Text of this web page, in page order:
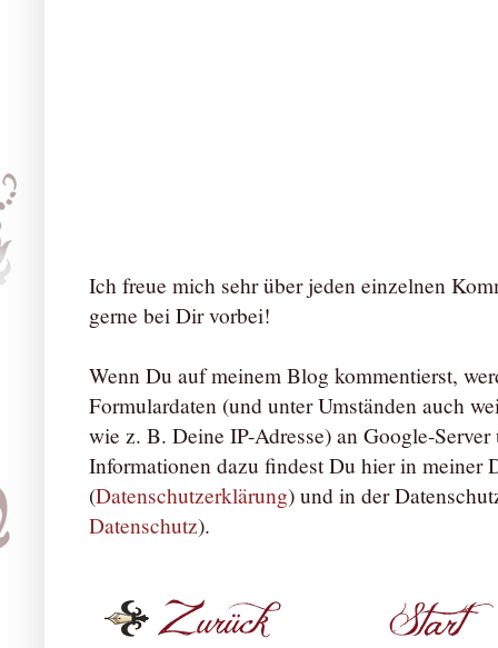
Ich freue mich sehr über jeden einzelnen
gerne bei Dir vorbei!
Wenn Du auf meinem Blog kommentierst,
Formulardaten (und unter Umständen auch
wie z. B. Deine IP-Adresse) an Google-
Informationen dazu findest Du hier in meiner
(Datenschutzerklärung) und in der
Datenschutz).